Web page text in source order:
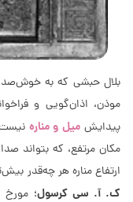
بلال حبشی که به
موذن، اذان‌گویی و
پیدایشمیل و مناره
مکان مرتفع، که بتواند
ارتفاع مناره هر چه‌قدر
ک. آ. سی کرسول؛ مورخ